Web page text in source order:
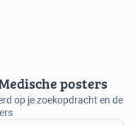
posters
op je zoekopdracht en de